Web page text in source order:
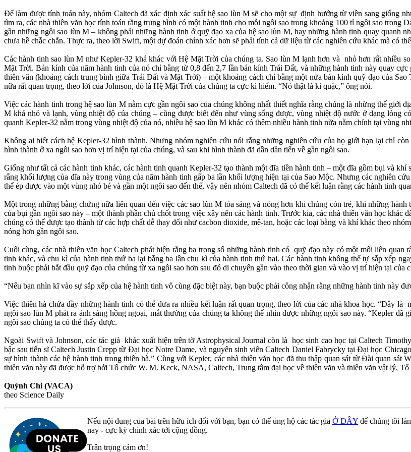
Để làm được tính toán này, nhóm Caltech đã xác định xác suất hệ sao lùn M sẽ cho một sự định hướng từ viền sang giống
tìm ra, các nhà thiên văn học tính toán rằng trung bình có một hành tinh cho mỗi ngôi sao trong khoảng 100 tỉ ngôi sao
gần những ngôi sao lùn M – không phải những hành tinh ở quỹ đạo xa của hệ sao lùn M, hay những hành tinh quay quanh
chưa hề chắc chắn. Thực ra, theo lời Swift, một dự đoán chính xác hơn sẽ phải tính cả dữ liệu từ các nghiên cứu khác mà có
Các hành tinh sao lùn M như Kepler-32 khá khác với Hệ Mặt Trời của chúng ta. Sao lùn M lạnh hơn và nhỏ hơn rất nhiều
Mặt Trời. Bán kính của năm hành tinh của nó chỉ bằng từ 0,8 đến 2,7 lần bán kính Trái Đất, và những hành tinh này quay
thiên văn (khoảng cách trung bình giữa Trái Đất và Mặt Trời) – một khoảng cách chỉ bằng một nửa bán kính quỹ đạo của
nữa rất quan trọng, theo lời của Johnson, đó là Hệ Mặt Trời của chúng ta cực kì hiếm. “Nó thật là kì quặc,” ông nói.
Việc các hành tinh trong hệ sao lùn M nằm cực gần ngôi sao của chúng không nhất thiết nghĩa rằng chúng là những thế giới
M khá nhỏ và lạnh, vùng nhiệt độ của chúng – cũng được biết đến như vùng sống được, vùng nhiệt độ nước ở dạng lỏng
quanh Kepler-32 nằm trong vùng nhiệt độ của nó, nhiều hệ sao lùn M khác có thêm nhiều hành tinh nữa nằm chính tại vùng
Không ai biết cách hệ Kepler-32 hình thành. Nhưng nhóm nghiên cứu nói rằng những nghiên cứu của họ giới hạn lại chỉ
hình thành ở xa ngôi sao hơn vị trí hiện tại của chúng, và sau khi hình thành đã dần dần tiến về gần ngôi sao.
Giống như tất cả các hành tinh khác, các hành tinh quanh Kepler-32 tạo thành một đĩa tiền hành tinh – một đĩa gồm bụi và
rằng khối lượng của đĩa này trong vùng của năm hành tinh gấp ba lần khối lượng hiện tại của Sao Mộc. Nhưng các nghiên
thể ép được vào một vùng nhỏ bé và gần một ngôi sao đến thế, vậy nên nhóm Caltech đã có thể kết luận rằng các hành tinh
Một trong những bằng chứng nữa liên quan đến việc các sao lùn M tỏa sáng và nóng hơn khi chúng còn trẻ, khi những
của bụi gần ngôi sao này – một thành phần chủ chốt trong việc xây nên các hành tinh. Trước kia, các nhà thiên văn học
chúng có thể được tạo thành từ các hợp chất dễ thay đổi như cacbon dioxide, mê-tan, hoặc các loại bằng và khí khác theo
nóng hơn gần ngôi sao.
Cuối cùng, các nhà thiên văn học Caltech phát hiện rằng ba trong số những hành tinh có quỹ đạo này có một mối liên
tinh khác, và chu kì của hành tinh thứ ba lại bằng ba lần chu kì của hành tinh thứ hai. Các hành tinh không thể tự sắp xếp
tinh buộc phải bắt đầu quỹ đạo của chúng từ xa ngôi sao hơn sau đó di chuyển gần vào theo thời gian và vào vị trí hiện tại của
“Nếu bạn nhìn kĩ vào sự sắp xếp của hệ hành tinh vô cùng đặc biệt này, bạn buộc phải công nhận rằng những hành tinh này
Việc thiên hà chứa đầy những hành tinh có thể đưa ra nhiều kết luận rất quan trọng, theo lời của các nhà khoa học. “Đây
ngôi sao lùn M phát ra ánh sáng hồng ngoại, mắt thường của chúng ta không thể nhìn được những ngôi sao này. “Kepler
ngôi sao chúng ta có thể thấy được.
Ngoài Swift và Johnson, các tác giả khác xuất hiện trên tờ Astrophysical Journal còn là học sinh cao học tại Caltech
bậc sau tiến sĩ Caltech Justin Crepp từ Đại học Notre Dame, và nguyên sinh viên Caltech Daniel Fabrycky tại Đại học
sự hình thành các hệ hành tinh trong thiên hà.” Cùng với Kepler, các nhà thiên văn học đã thu thập quan sát từ Đài quan
thiên văn này đã được hỗ trợ bởi Tổ chức W. M. Keck, NASA, Caltech, Trung tâm đại học về thiên văn và thiên văn vật lý,
Quỳnh Chi (VACA)
theo Science Daily
Nếu nội dung của bài trên hữu ích đối với bạn, bạn có thể ủng hộ các tác giả Ở ĐÂY để chúng tôi
nay - cực kỳ chính xác tới cộng đồng.
Trân trọng cám ơn!